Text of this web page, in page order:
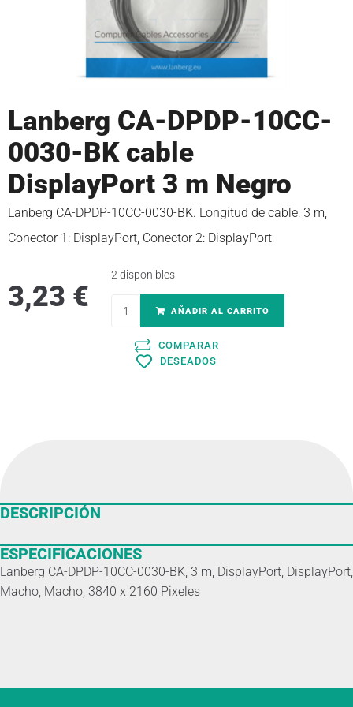
Lanberg CA-DPDP-10CC-
0030-BK cable
DisplayPort 3 m Negro
Lanberg CA-DPDP-10CC-0030-BK. Longitud de cable: 3 m,
Conector 1: DisplayPort, Conector 2: DisplayPort
3,23 €
2 disponibles
AÑADIR AL CARRITO
COMPARAR
DESEADOS
DESCRIPCIÓN
ESPECIFICACIONES
Lanberg CA-DPDP-10CC-0030-BK, 3 m, DisplayPort, DisplayPort,
Macho, Macho, 3840 x 2160 Pixeles